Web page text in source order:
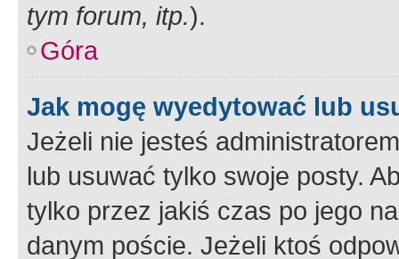
tym forum, itp.).
Góra
Jak mogę wyedytować lub
Jeżeli nie jesteś
lub usuwać tylko swoje posty.
tylko przez jakiś czas po jego
danym poście. Jeżeli ktoś